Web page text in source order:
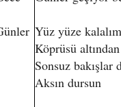
Yüz yüze
Köprüsü
Sonsuz bakışlar
Aksın dursun